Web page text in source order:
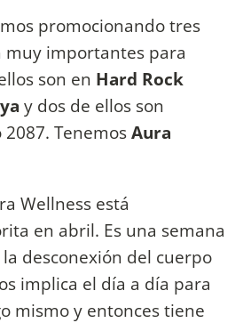
promocionando tres
muy importantes para
son en Hard Rock
y dos de ellos son
TenemosAura
Wellness está
en abril. Es una semana
desconexión del cuerpo
implica el día a día para
mismo y entonces tiene